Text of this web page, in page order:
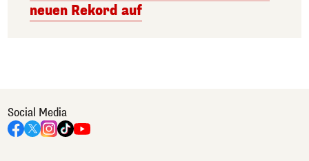
neuen Rekord auf
Social Media